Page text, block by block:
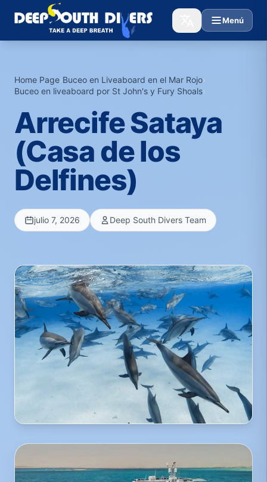
Menú
Home Page›Buceo en Liveaboard en el Mar Rojo›
Buceo en liveaboard por St John's y Fury Shoals›
Arrecife Sataya
(Casa de los
Delfines)
julio 7, 2026 Deep South Divers Team